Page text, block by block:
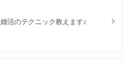
婚活のテクニック教えます♪